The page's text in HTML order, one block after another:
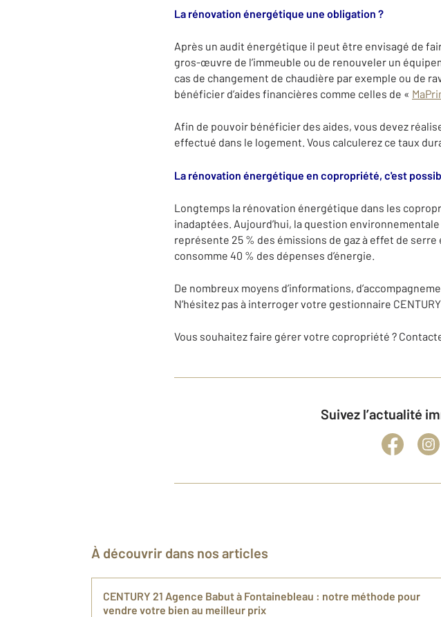
La rénovation énergétique une obligation ?
Après un audit énergétique il peut être envisagé de
gros-œuvre de l’immeuble ou de renouveler un
cas de changement de chaudière par exemple ou de
bénéficier d’aides financières comme celles de «
Afin de pouvoir bénéficier des aides, vous devez
effectué dans le logement. Vous calculerez ce taux
La rénovation énergétique en copropriété, c'est
Longtemps la rénovation énergétique dans les
inadaptées. Aujourd’hui, la question
représente 25 % des émissions de gaz à effet de
consomme 40 % des dépenses d’énergie.
De nombreux moyens d’informations,
N’hésitez pas à interroger votre gestionnaire CENTURY
Vous souhaitez faire gérer votre copropriété ?
Suivez l’actualité
À découvrir dans nos articles
CENTURY 21 Agence Babut à Fontainebleau : notre méthode pour
vendre votre bien au meilleur prix